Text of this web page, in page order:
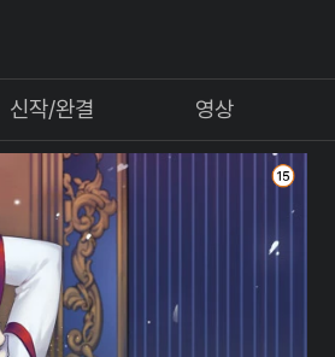
신작/완결 영상